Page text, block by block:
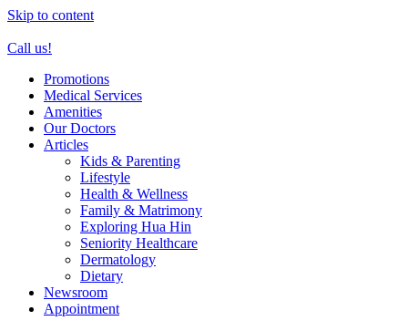
Skip to content
Call us!
Promotions
Medical Services
Amenities
Our Doctors
Articles
Kids & Parenting
Lifestyle
Health & Wellness
Family & Matrimony
Exploring Hua Hin
Seniority Healthcare
Dermatology
Dietary
Newsroom
Appointment